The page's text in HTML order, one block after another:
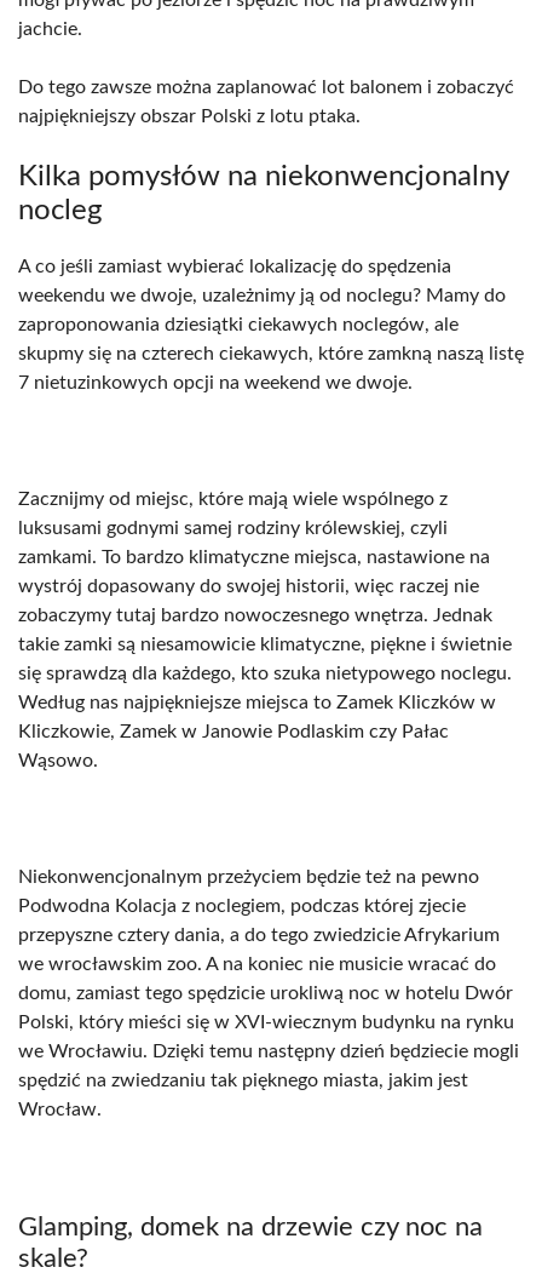
jachcie.
Do tego zawsze można zaplanować lot balonem i zobaczyć
najpiękniejszy obszar Polski z lotu ptaka.
Kilka pomysłów na niekonwencjonalny
nocleg
A co jeśli zamiast wybierać lokalizację do spędzenia
weekendu we dwoje, uzależnimy ją od noclegu? Mamy do
zaproponowania dziesiątki ciekawych noclegów, ale
skupmy się na czterech ciekawych, które zamkną naszą listę
7 nietuzinkowych opcji na weekend we dwoje.
Zacznijmy od miejsc, które mają wiele wspólnego z
luksusami godnymi samej rodziny królewskiej, czyli
zamkami. To bardzo klimatyczne miejsca, nastawione na
wystrój dopasowany do swojej historii, więc raczej nie
zobaczymy tutaj bardzo nowoczesnego wnętrza. Jednak
takie zamki są niesamowicie klimatyczne, piękne i świetnie
się sprawdzą dla każdego, kto szuka nietypowego noclegu.
Według nas najpiękniejsze miejsca to Zamek Kliczków w
Kliczkowie, Zamek w Janowie Podlaskim czy Pałac
Wąsowo.
Niekonwencjonalnym przeżyciem będzie też na pewno
Podwodna Kolacja z noclegiem, podczas której zjecie
przepyszne cztery dania, a do tego zwiedzicie Afrykarium
we wrocławskim zoo. A na koniec nie musicie wracać do
domu, zamiast tego spędzicie urokliwą noc w hotelu Dwór
Polski, który mieści się w XVI-wiecznym budynku na rynku
we Wrocławiu. Dzięki temu następny dzień będziecie mogli
spędzić na zwiedzaniu tak pięknego miasta, jakim jest
Wrocław.
Glamping, domek na drzewie czy noc na
skale?